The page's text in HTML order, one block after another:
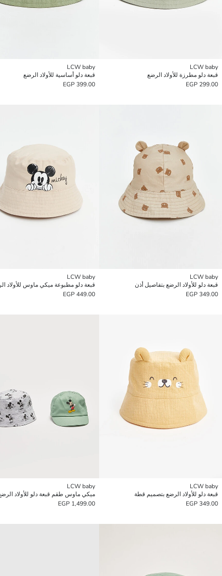
LCW baby
قبعة دلو مطرزة للأولاد الرضع
299.00 EGP
LCW baby
قبعة دلو أساسية للأولاد الرضع
399.00 EGP
LCW baby
قبعة دلو للأولاد الرضع بتفاصيل أذن
349.00 EGP
LCW baby
قبعة دلو مطبوعة ميكي ماوس للأولاد
449.00 EGP
LCW baby
قبعة دلو للأولاد الرضع بتصميم قطة
349.00 EGP
LCW baby
1,499.00 EGP